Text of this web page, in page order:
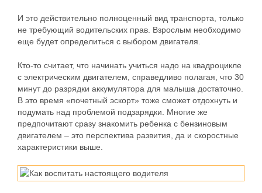
И это действительно полноценный вид транспорта, только
не требующий водительских прав. Взрослым необходимо
еще будет определиться с выбором двигателя.
Кто-то считает, что начинать учиться надо на квадроцикле
с электрическим двигателем, справедливо полагая, что 30
минут до разрядки аккумулятора для малыша достаточно.
В это время «почетный эскорт» тоже сможет отдохнуть и
подумать над проблемой подзарядки. Многие же
предпочитают сразу знакомить ребенка с бензиновым
двигателем – это перспектива развития, да и скоростные
характеристики выше.